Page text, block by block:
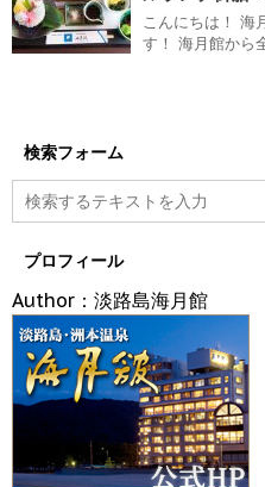
こんにちは！ 海
す！ 海月館から
検索フォーム
プロフィール
Author：淡路島海月館